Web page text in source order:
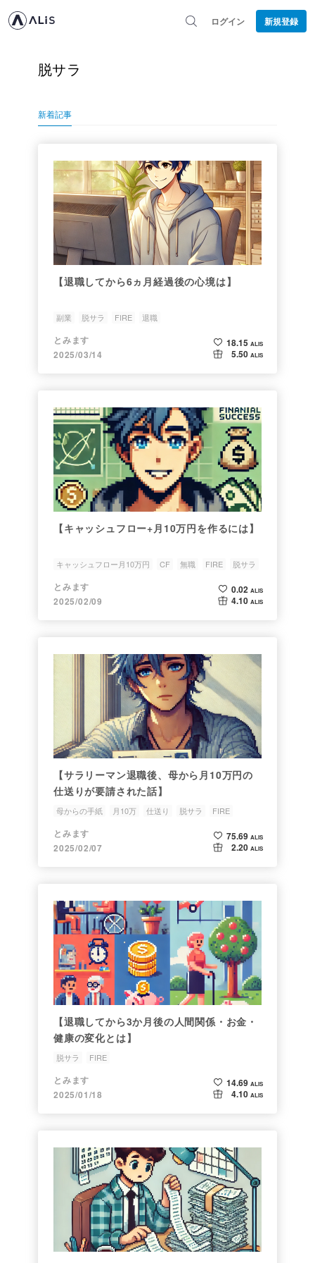
ログイン 新規登録
脱サラ
新着記事
【退職してから6ヵ月経過後の心境は】
副業 脱サラ FIRE 退職
とみます
2025/03/14
18.15 ALIS
5.50 ALIS
【キャッシュフロー+月10万円を作るには】
キャッシュフロー月10万円 CF 無職 FIRE 脱サラ
とみます
2025/02/09
0.02 ALIS
4.10 ALIS
【サラリーマン退職後、母から月10万円の
仕送りが要請された話】
母からの手紙 月10万 仕送り 脱サラ FIRE
とみます
2025/02/07
75.69 ALIS
2.20 ALIS
【退職してから3か月後の人間関係・お金・
健康の変化とは】
脱サラ FIRE
とみます
2025/01/18
14.69 ALIS
4.10 ALIS